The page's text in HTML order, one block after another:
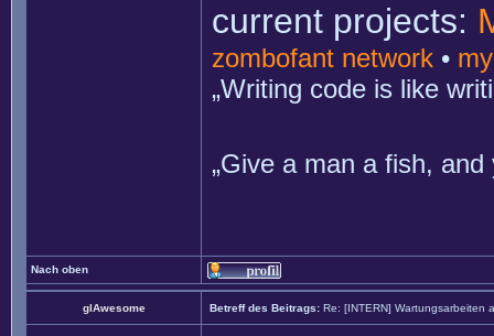
current projects:
zombofant network •
„Writing code is like
„Give a man a fish,
Nach oben
glAwesome Betreff des Beitrags: Re: [INTERN] Wartungsarbeiten